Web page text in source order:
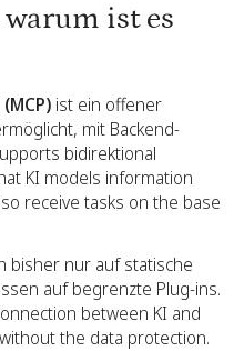
ist es
ist ein offener
mit Backend-
bidirektional
KI models information
receive tasks on the base
bisher nur auf statische
auf begrenzte Plug-ins.
between KI and
the data protection.